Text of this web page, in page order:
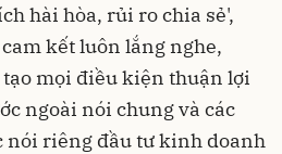
hài hòa, rủi ro chia sẻ',
kết luôn lắng nghe,
mọi điều kiện thuận lợi
ngoài nói chung và các
nói riêng đầu tư kinh doanh